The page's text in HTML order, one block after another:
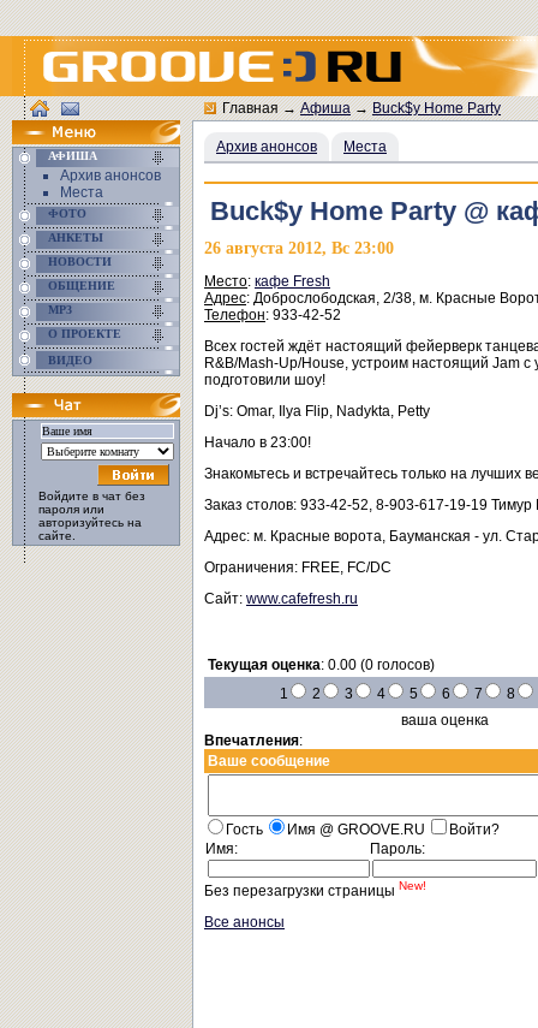
АФИША
Архив анонсов
Места
ФОТО
АНКЕТЫ
НОВОСТИ
ОБЩЕНИЕ
MP3
О ПРОЕКТЕ
ВИДЕО
Войдите в чат без
пароля или
авторизуйтесь на
сайте.
Главная→Афиша→Buck$y Home Party
Архив анонсов Места
Buck$y Home Party @
26 августа 2012, Вс 23:00
Место: кафе Fresh
Адрес: Доброслободская, 2/38, м. Красные
Телефон: 933-42-52
Всех гостей ждёт настоящий фейерверк
R&B/Mash-Up/House, устроим настоящий Jam с
подготовили шоу!
Dj’s: Omar, Ilya Flip, Nadykta, Petty
Начало в 23:00!
Знакомьтесь и встречайтесь только на лучших
Заказ столов: 933-42-52, 8-903-617-19-19 Тимур
Адрес: м. Красные ворота, Бауманская - ул.
Ограничения: FREE, FC/DC
Сайт: www.cafefresh.ru
Текущая оценка: 0.00 (0 голосов)
1
2 3 4 5 6 7 8
ваша оценка
Впечатления:
Ваше сообщение
Гость Имя @ GROOVE.RU
Войти?
Имя:
Пароль:
Без перезагрузки страницы New!
Все анонсы